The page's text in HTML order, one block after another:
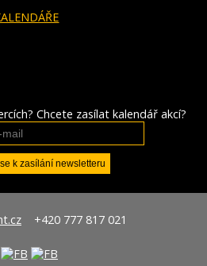
Chcete zasílat kalendář akcí?
+420 777 817 021